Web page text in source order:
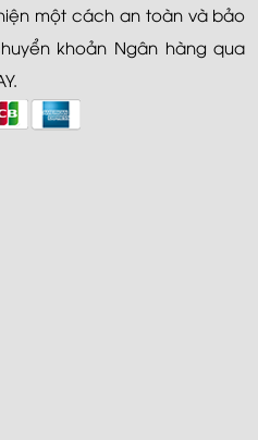
một cách an toàn và bảo
khoản Ngân hàng qua